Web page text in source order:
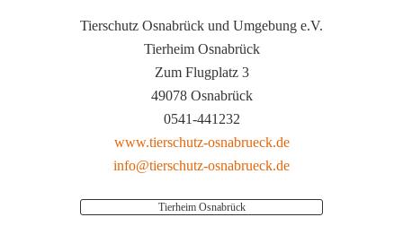
Tierschutz Osnabrück und Umgebung e.V.
Tierheim Osnabrück
Zum Flugplatz 3
49078 Osnabrück
0541-441232
www.tierschutz-osnabrueck.de
info@tierschutz-osnabrueck.de
Tierheim Osnabrück